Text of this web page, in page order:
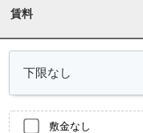
賃料
敷金なし